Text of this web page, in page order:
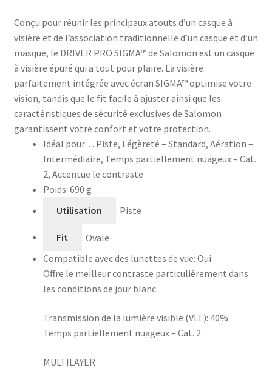
Conçu pour réunir les principaux atouts d’un casque à
visière et de l’association traditionnelle d’un casque et d’un
masque, le DRIVER PRO SIGMA™ de Salomon est un casque
à visière épuré qui a tout pour plaire. La visière
parfaitement intégrée avec écran SIGMA™ optimise votre
vision, tandis que le fit facile à ajuster ainsi que les
caractéristiques de sécurité exclusives de Salomon
garantissent votre confort et votre protection.
Idéal pour… Piste, Légèreté – Standard, Aération –
Intermédiaire, Temps partiellement nuageux – Cat.
2, Accentue le contraste
Poids: 690 g
Utilisation
: Piste
Fit
: Ovale
Compatible avec des lunettes de vue: Oui
Offre le meilleur contraste particulièrement dans
les conditions de jour blanc.
Transmission de la lumière visible (VLT): 40%
Temps partiellement nuageux – Cat. 2
MULTILAYER